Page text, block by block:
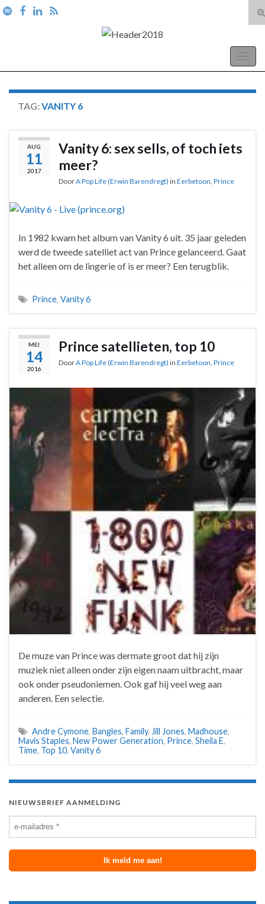
Search for:
TAG: VANITY 6
AUG
11
2017
Vanity 6: sex sells, of toch iets
meer?
DoorA Pop Life (Erwin Barendregt) in Eerbetoon, Prince
In 1982 kwam het album van Vanity 6 uit. 35 jaar geleden
werd de tweede satelliet act van Prince gelanceerd. Gaat
het alleen om de lingerie of is er meer? Een terugblik.
Prince, Vanity 6
MEI
14
2016
Prince satellieten, top 10
DoorA Pop Life (Erwin Barendregt) in Eerbetoon, Prince
De muze van Prince was dermate groot dat hij zijn
muziek niet alleen onder zijn eigen naam uitbracht, maar
ook onder pseudoniemen. Ook gaf hij veel weg aan
anderen. Een selectie.
Andre Cymone, Bangles, Family, Jill Jones, Madhouse,
Mavis Staples, New Power Generation, Prince, Sheila E,
Time, Top 10, Vanity 6
NIEUWSBRIEF AANMELDING